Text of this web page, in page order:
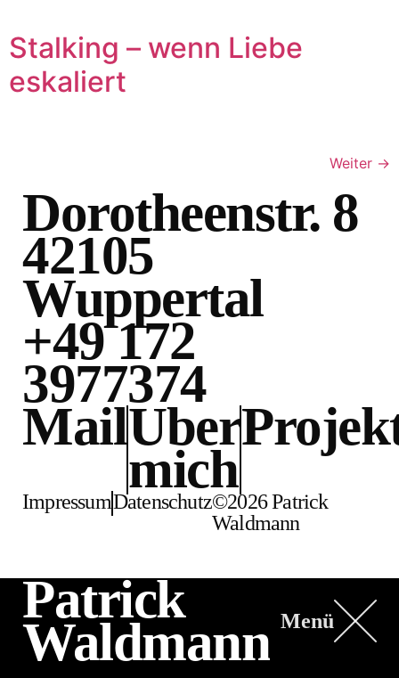
Stalking – wenn Liebe
eskaliert
Weiter →
Dorotheenstr. 8
42105
Wuppertal
+49 172
3977374
MailÜber
mich
ImpressumDatenschutz©2026 Patrick
Waldmann
Patrick
Waldmann Menü